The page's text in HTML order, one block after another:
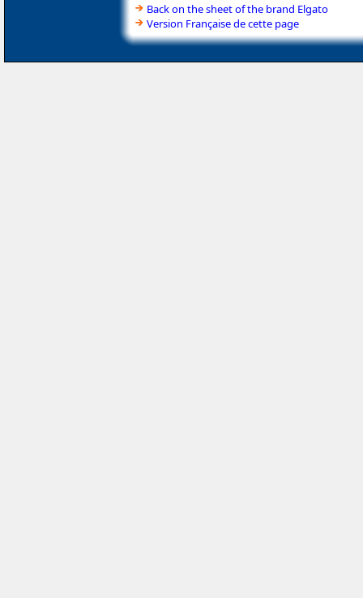
Back on the sheet of the brand Elgato
Version Française de cette page